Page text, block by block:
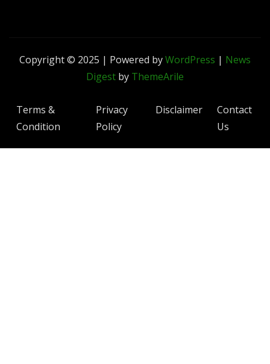
Copyright © 2025 | Powered byWordPress | News
Digest by ThemeArile
Terms &
Condition
Privacy
Policy
Disclaimer
Contact
Us